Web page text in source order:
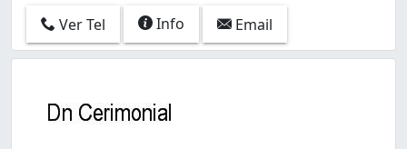
Ver Tel Info Email